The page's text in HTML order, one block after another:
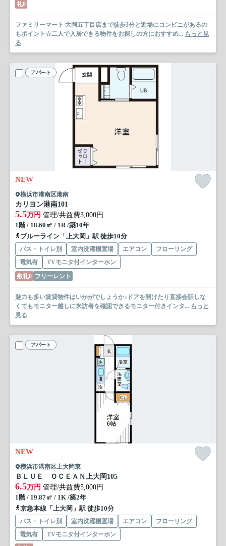
礼0
ファミリーマート 大岡五丁目店まで徒歩3分と近場にコンビニがあるの
もポイント☆二人で入居できる物件をお探しの方におすすめ... もっと見
る
アパート
NEW
横浜市港南区港南
カリヨン港南101
5.5万円 管理/共益費3,000円
1階 / 18.60㎡ / 1R /築10年
ブルーライン「上大岡」駅 徒歩10分
バス・トイレ別 室内洗濯機置場 エアコン
フローリング
電気有
TVモニタ付インターホン
敷礼0 フリーレント
魅力も多い賃貸物件はいかがでしょうか♪ドアを開けたり直接会話しな
くてもモニター越しに来訪者を確認できるモニター付きインタ... もっと
見る
アパート
NEW
横浜市港南区上大岡東
ＢＬＵＥ ＯＣＥＡＮ上大岡 105
6.5万円 管理/共益費5,000円
1階 / 19.87㎡ / 1K /築2年
京急本線「上大岡」駅 徒歩10分
バス・トイレ別 室内洗濯機置場 エアコン
フローリング
電気有
TVモニタ付インターホン